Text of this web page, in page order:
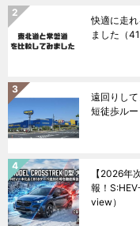
快適に走
ました （
遠回りし
短徒歩ルー
【2026年
報！
view）